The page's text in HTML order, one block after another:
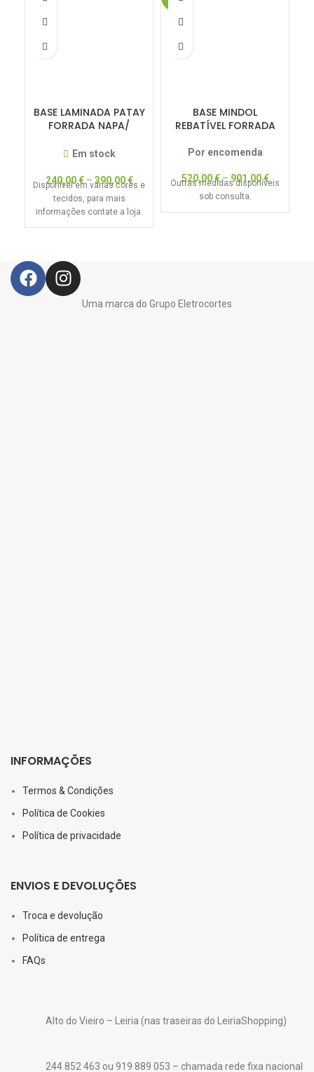
BASE LAMINADA PATAY
FORRADA NAPA/
Em stock
240,00€– 390,00€
Disponível em várias cores e
tecidos, para mais
informações contate a loja.
BASE MINDOL
REBATÍVEL FORRADA
Por encomenda
520,00€–901,00€
Outras medidas disponíveis
sob consulta.
Uma marca do Grupo Eletrocortes
INFORMAÇÕES
Termos & Condições
Política de Cookies
Política de privacidade
ENVIOS E DEVOLUÇÕES
Troca e devolução
Política de entrega
FAQs
Alto do Vieiro – Leiria (nas traseiras do LeiriaShopping)
244 852 463 ou 919 889 053 – chamada rede fixa nacional